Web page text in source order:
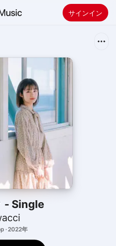
サインイン
をインストール
- Single
· 2022年